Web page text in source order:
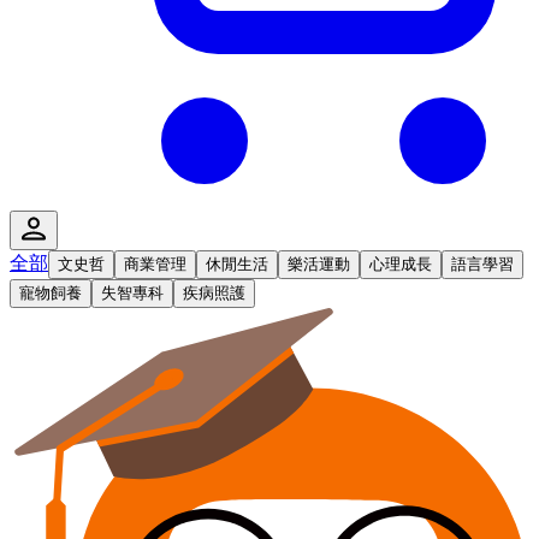
全部 文史哲 商業管理 休閒生活 樂活運動 心理成長
語言學習
寵物飼養
失智專科 疾病照護